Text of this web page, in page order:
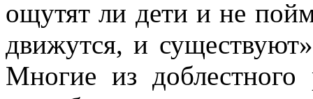
ощутят ли дети и не
движутся, и
Многие из доблест­ного